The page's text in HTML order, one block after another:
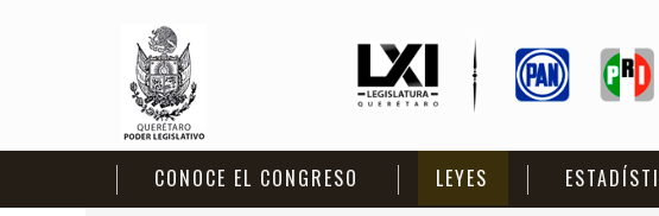
CONOCE EL CONGRESO LEYES